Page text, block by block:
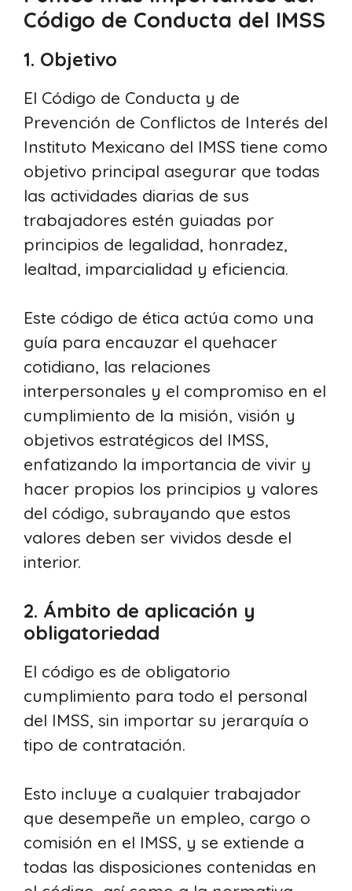
Código de Conducta del IMSS
1. Objetivo
El Código de Conducta y de
Prevención de Conflictos de Interés del
Instituto Mexicano del IMSS tiene como
objetivo principal asegurar que todas
las actividades diarias de sus
trabajadores estén guiadas por
principios de legalidad, honradez,
lealtad, imparcialidad y eficiencia.
Este código de ética actúa como una
guía para encauzar el quehacer
cotidiano, las relaciones
interpersonales y el compromiso en el
cumplimiento de la misión, visión y
objetivos estratégicos del IMSS,
enfatizando la importancia de vivir y
hacer propios los principios y valores
del código, subrayando que estos
valores deben ser vividos desde el
interior.
2. Ámbito de aplicación y
obligatoriedad
El código es de obligatorio
cumplimiento para todo el personal
del IMSS, sin importar su jerarquía o
tipo de contratación.
Esto incluye a cualquier trabajador
que desempeñe un empleo, cargo o
comisión en el IMSS, y se extiende a
todas las disposiciones contenidas en